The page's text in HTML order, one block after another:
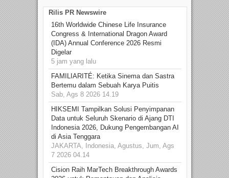
Rilis PR Newswire
16th Worldwide Chinese Life Insurance
Congress & International Dragon Award
(IDA) Annual Conference 2026 Resmi
Digelar
5 jam yang lalu
FAMILIARITÉ: Ketika Sinema dan Sastra
Bertemu dalam Sebuah Karya Puitis
Sab, Ags 8 2026 14.19
HIKSEMI Tampilkan Solusi Penyimpanan
Data untuk Seluruh Skenario di Ajang DTI
Indonesia 2026, Dukung Pengembangan AI
di Asia Tenggara
JAKARTA, Indonesia, Agustus, Jum, Ags
7 2026 04.14
Cision Raih MarTech Breakthrough Awards